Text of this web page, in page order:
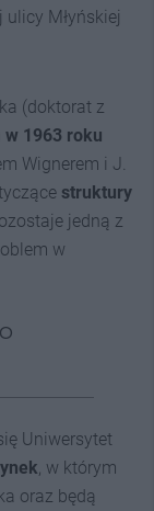
Młyńskiej
(doktorat z
w 1963 roku
Wignerem i J.
struktury
jedną z
w
Uniwersytet
, w którym
oraz będą